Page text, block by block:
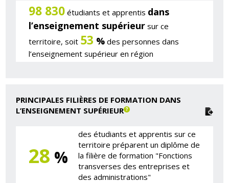
98 830 étudiants et apprentis dans
l’enseignement supérieur sur ce
territoire, soit 53 % des personnes dans
l’enseignement supérieur en région
PRINCIPALES FILIÈRES DE FORMATION DANS
L’ENSEIGNEMENT SUPÉRIEUR
28 %
des étudiants et apprentis sur ce
territoire préparent un diplôme de
la filière de formation "Fonctions
transverses des entreprises et
des administrations"